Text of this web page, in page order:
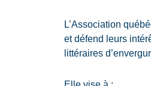
L’Association
et défend leurs
littéraires